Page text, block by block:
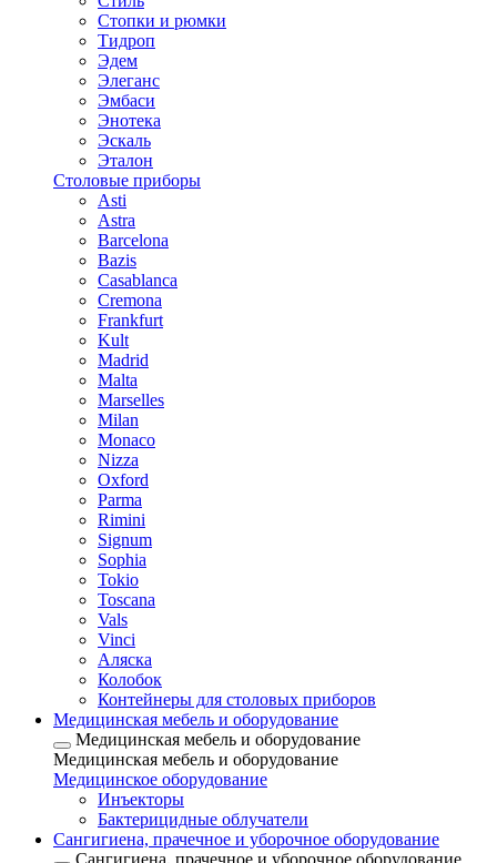
Стопки и рюмки
Тидроп
Эдем
Элеганс
Эмбаси
Энотека
Эскаль
Эталон
Столовые приборы
Asti
Astra
Barcelona
Bazis
Casablanca
Cremona
Frankfurt
Kult
Madrid
Malta
Marselles
Milan
Monaco
Nizza
Oxford
Parma
Rimini
Signum
Sophia
Tokio
Toscana
Vals
Vinci
Аляска
Колобок
Контейнеры для столовых приборов
Медицинская мебель и оборудование
Медицинская мебель и оборудование
Медицинская мебель и оборудование
Медицинское оборудование
Инъекторы
Бактерицидные облучатели
Сангигиена, прачечное и уборочное оборудование
Сангигиена, прачечное и уборочное оборудование